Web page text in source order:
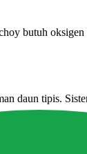
butuh
daun tipis.